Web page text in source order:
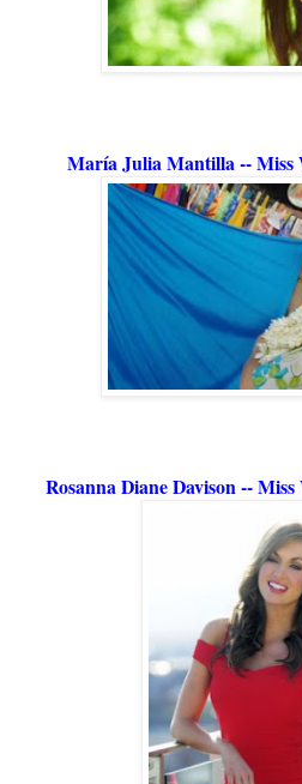
María Julia Mantilla -- Miss
Rosanna Diane Davison --